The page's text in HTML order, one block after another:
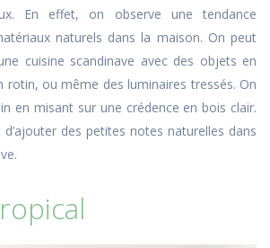
En effet, on observe une tendance
naturels dans la maison. On peut
cuisine scandinave avec des objets en
rotin, ou même des luminaires tressés. On
en misant sur une crédence en bois clair.
d’ajouter des petites notes naturelles dans